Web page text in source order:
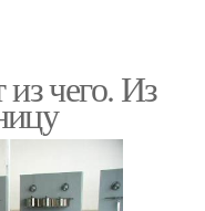
чего. Из